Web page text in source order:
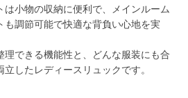
小物の収納に便利で、メインルーム
も調節可能で快適な背負い心地を実
理できる機能性と、どんな服装にも合
したレディースリュックです。